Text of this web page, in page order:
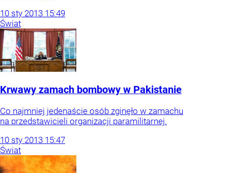
10 sty 2013 15:49
Świat
Krwawy zamach bombowy w Pakistanie
Co najmniej jedenaście osób zginęło w zamachu
na przedstawicieli organizacji paramilitarnej.
10 sty 2013 15:47
Świat